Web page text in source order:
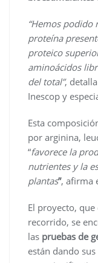
“Hemos podido
proteína
proteico
aminoácidos
del total”, detalla
Inescop y
Esta
por arginina,
“favorece la
nutrientes y la
plantas”, afirma
El proyecto,
recorrido, se
las pruebas de
están dando